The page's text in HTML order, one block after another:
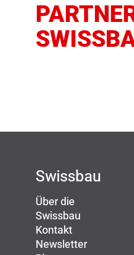
Swissbau
Über die
Swissbau
Kontakt
Newsletter